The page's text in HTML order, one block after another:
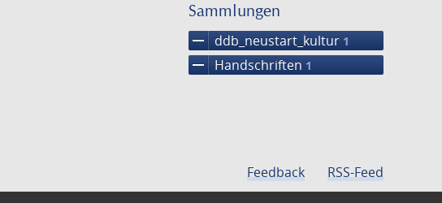
Sammlungen
remove ddb_neustart_kultur 1
remove Handschriften 1
Feedback RSS-Feed